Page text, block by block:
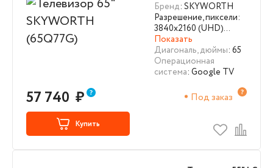
Бренд: SKYWORTH
Разрешение, пиксели:
3840х2160 (UHD)…
Показать
Диагональ, дюймы: 65
Операционная
система: Google TV
57 740 ₽ Под заказ
Купить